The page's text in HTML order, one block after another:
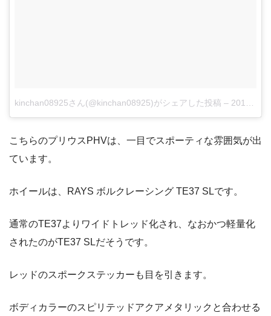
kinchan08925さん(@kinchan08925)がシェアした投稿 – 2017 9月 1 2:58午後 PDT
こちらのプリウスPHVは、一目でスポーティな雰囲気が出
ています。
ホイールは、RAYS ボルクレーシング TE37 SLです。
通常のTE37よりワイドトレッド化され、なおかつ軽量化
されたのがTE37 SLだそうです。
レッドのスポークステッカーも目を引きます。
ボディカラーのスピリテッドアクアメタリックと合わせる